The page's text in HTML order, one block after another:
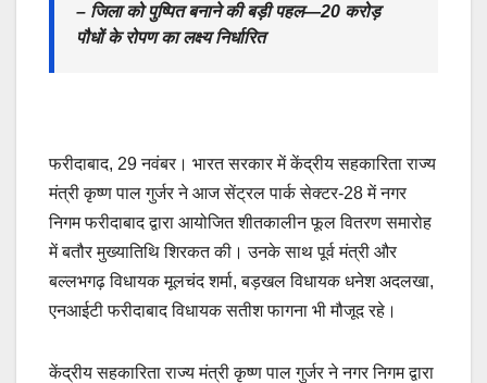
– जिला को पुष्पित बनाने की बड़ी पहल—20 करोड़
पौधों के रोपण का लक्ष्य निर्धारित
फरीदाबाद, 29 नवंबर। भारत सरकार में केंद्रीय सहकारिता राज्य
मंत्री कृष्ण पाल गुर्जर ने आज सेंट्रल पार्क सेक्टर-28 में नगर
निगम फरीदाबाद द्वारा आयोजित शीतकालीन फूल वितरण समारोह
में बतौर मुख्यातिथि शिरकत की। उनके साथ पूर्व मंत्री और
बल्लभगढ़ विधायक मूलचंद शर्मा, बड़खल विधायक धनेश अदलखा,
एनआईटी फरीदाबाद विधायक सतीश फागना भी मौजूद रहे।
केंद्रीय सहकारिता राज्य मंत्री कृष्ण पाल गुर्जर ने नगर निगम द्वारा